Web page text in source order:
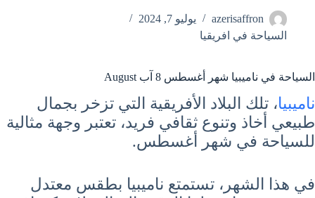
azerisaffron
يوليو 7, 2024
السياحة في افريقيا
السياحة في ناميبيا شهر أغسطس 8 آب August
ناميبيا، تلك البلاد الأفريقية التي تزخر بجمال
طبيعي أخاذ وتنوع ثقافي فريد، تعتبر وجهة مثالية
للسياحة في شهر أغسطس.
في هذا الشهر، تستمتع ناميبيا بطقس معتدل